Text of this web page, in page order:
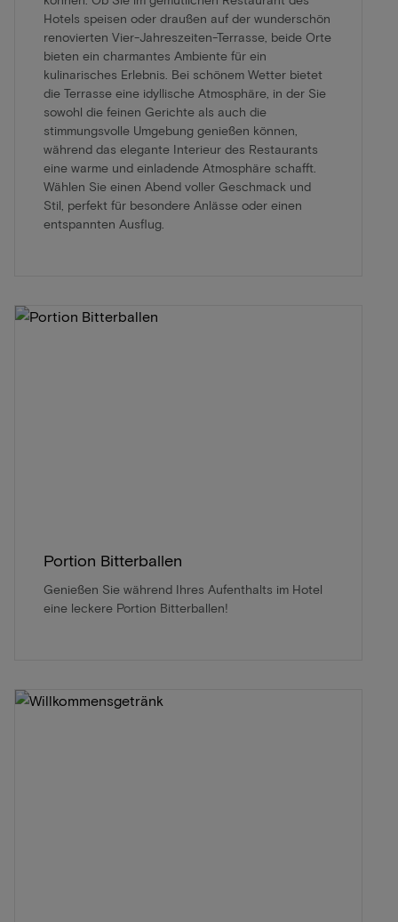
Hotels speisen oder draußen auf der wunderschön
renovierten Vier-Jahreszeiten-Terrasse, beide Orte
bieten ein charmantes Ambiente für ein
kulinarisches Erlebnis. Bei schönem Wetter bietet
die Terrasse eine idyllische Atmosphäre, in der Sie
sowohl die feinen Gerichte als auch die
stimmungsvolle Umgebung genießen können,
während das elegante Interieur des Restaurants
eine warme und einladende Atmosphäre schafft.
Wählen Sie einen Abend voller Geschmack und
Stil, perfekt für besondere Anlässe oder einen
entspannten Ausflug.
Portion Bitterballen
Genießen Sie während Ihres Aufenthalts im Hotel
eine leckere Portion Bitterballen!